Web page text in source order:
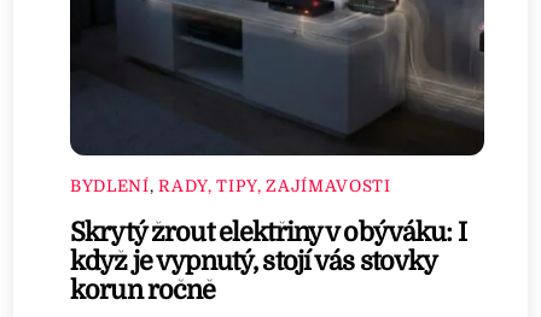
BYDLENÍ,RADY, TIPY, ZAJÍMAVOSTI
Skrytý žrout elektřiny v obýváku: I
když je vypnutý, stojí vás stovky
korun ročně